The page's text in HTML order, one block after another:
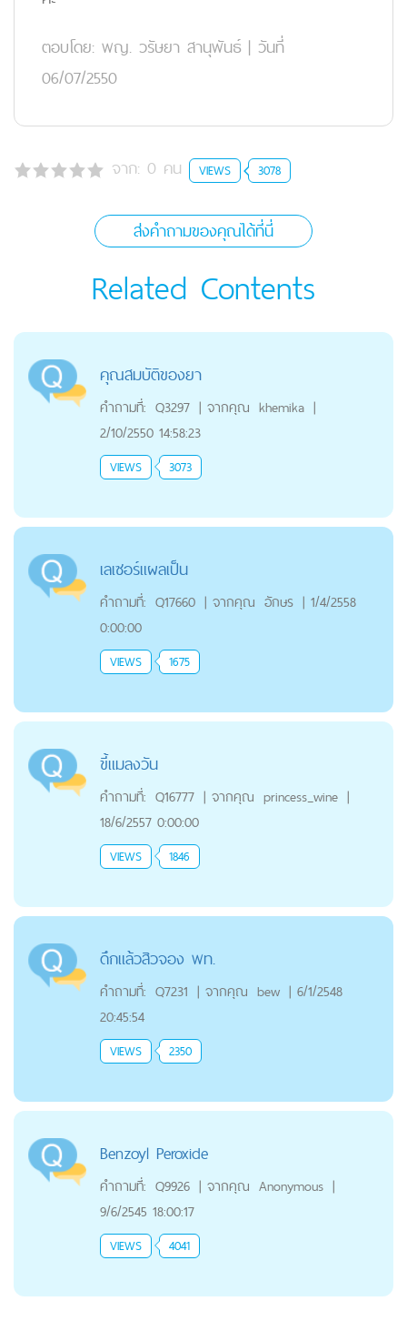
ตอบโดย: พญ. วรัษยา สานุพันธ์ | วันที่
06/07/2550
จาก: 0 คน VIEWS 3078
ส่งคำถามของคุณได้ที่นี่
Related Contents
คุณสมบัติของยา
คำถามที่: Q3297 | จากคุณ khemika |
2/10/2550 14:58:23
VIEWS 3073
เลเซอร์แผลเป็น
คำถามที่: Q17660 | จากคุณ อักษร | 1/4/2558
0:00:00
VIEWS 1675
ขี้แมลงวัน
คำถามที่: Q16777 | จากคุณ princess_wine |
18/6/2557 0:00:00
VIEWS 1846
ดึกแล้วสิวจอง พท.
คำถามที่: Q7231 | จากคุณ bew | 6/1/2548
20:45:54
VIEWS 2350
Benzoyl Peroxide
คำถามที่: Q9926 | จากคุณ Anonymous |
9/6/2545 18:00:17
VIEWS 4041